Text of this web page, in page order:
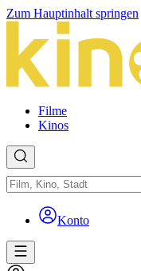
Zum Hauptinhalt springen
Filme
Kinos
Konto